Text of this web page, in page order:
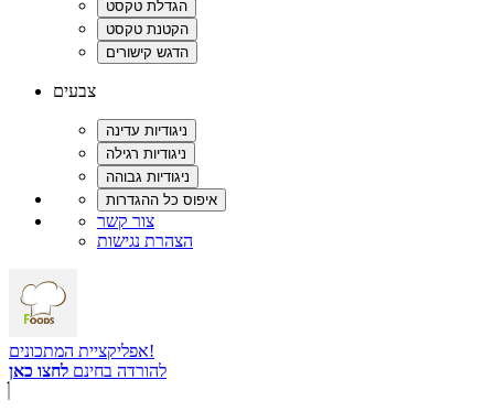
צבעים
צור קשר
הצהרת נגישות
אפליקציית המתכונים!
להורדה בחינם לחצו כאן